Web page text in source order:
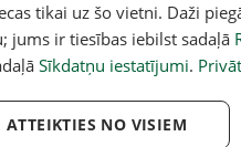
A
Kas šonedēļ darāms
līdz 11. augustam
tikai uz šo vietni. Daži
jums ir tiesības iebilst sadaļā
Sīkdatņu iestatījumi.
ATTEIKTIES NO VISIEM